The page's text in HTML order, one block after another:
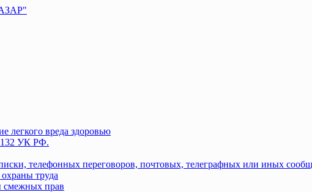
вреда здоровью
132 УК РФ.
телефонных переговоров, почтовых, телеграфных или иных
труда
смежных прав